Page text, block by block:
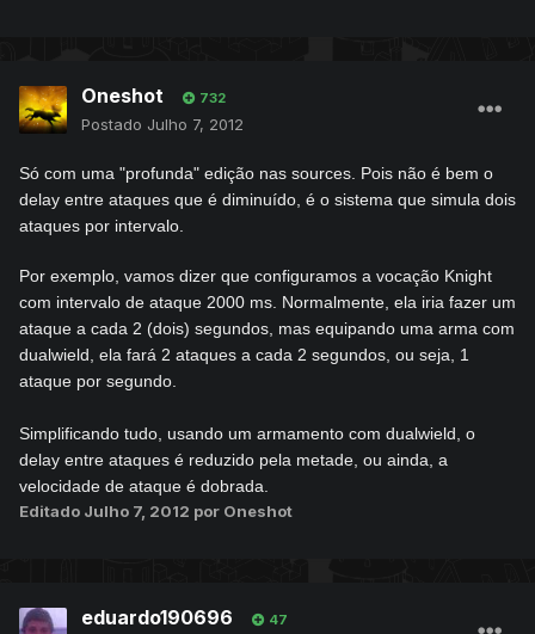
Oneshot 732
Postado Julho 7, 2012
Só com uma "profunda" edição nas sources. Pois não é bem o
delay entre ataques que é diminuído, é o sistema que simula dois
ataques por intervalo.
Por exemplo, vamos dizer que configuramos a vocação Knight
com intervalo de ataque 2000 ms. Normalmente, ela iria fazer um
ataque a cada 2 (dois) segundos, mas equipando uma arma com
dualwield, ela fará 2 ataques a cada 2 segundos, ou seja, 1
ataque por segundo.
Simplificando tudo, usando um armamento com dualwield, o
delay entre ataques é reduzido pela metade, ou ainda, a
velocidade de ataque é dobrada.
Editado Julho 7, 2012 por Oneshot
eduardo190696 47